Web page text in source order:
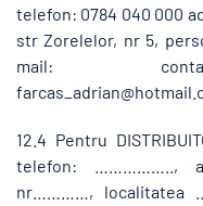
telefon: 0784 040 000
str Zorelelor, nr 5,
mail:
12.4 Pentru
telefon: ……………..,
nr…………, localitatea